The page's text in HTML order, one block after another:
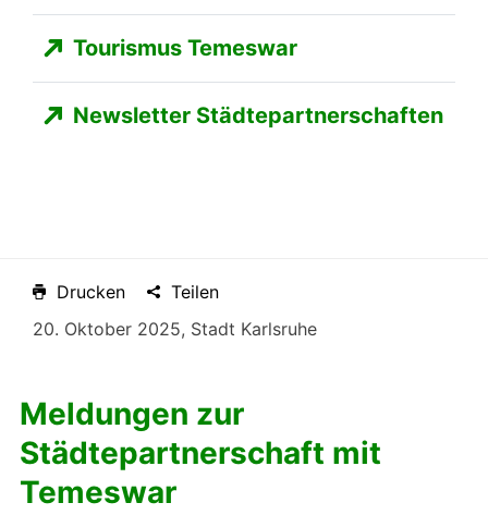
Tourismus Temeswar
Newsletter Städtepartnerschaften
Drucken
Teilen
20. Oktober 2025, Stadt Karlsruhe
Meldungen zur
Städtepartnerschaft mit
Temeswar